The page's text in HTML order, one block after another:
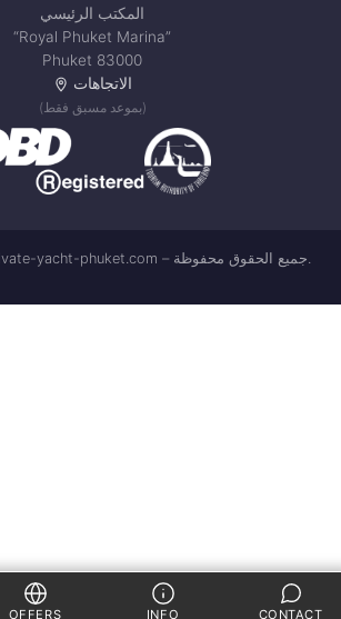
المكتب الرئيسي
“Royal Phuket Marina”
Phuket 83000
الاتجاهات
(بموعد مسبق فقط)
OFFERS INFO CONTACT